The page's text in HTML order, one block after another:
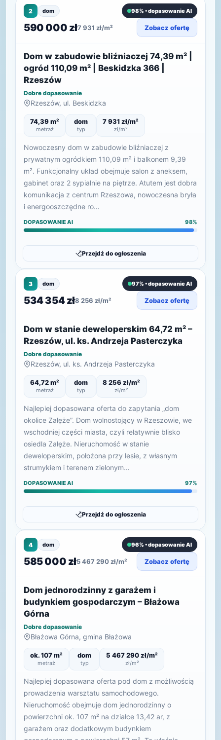
2 dom 98% • dopasowanie AI
590 000 zł7 931 zł/m² Zobacz ofertę
Dom w zabudowie bliźniaczej 74,39 m² |
ogród 110,09 m² | Beskidzka 366 |
Rzeszów
Dobre dopasowanie
Rzeszów, ul. Beskidzka
74,39 m²
metraż
dom
typ
7 931 zł/m²
zł/m²
Nowoczesny dom w zabudowie bliźniaczej z
prywatnym ogródkiem 110,09 m² i balkonem 9,39
m². Funkcjonalny układ obejmuje salon z aneksem,
gabinet oraz 2 sypialnie na piętrze. Atutem jest dobra
komunikacja z centrum Rzeszowa, nowoczesna bryła
i energooszczędne ro…
DOPASOWANIE AI 98%
Przejdź do ogłoszenia
3 dom 97% • dopasowanie AI
534 354 zł8 256 zł/m² Zobacz ofertę
Dom w stanie deweloperskim 64,72 m² –
Rzeszów, ul. ks. Andrzeja Pasterczyka
Dobre dopasowanie
Rzeszów, ul. ks. Andrzeja Pasterczyka
64,72 m²
metraż
dom
typ
8 256 zł/m²
zł/m²
Najlepiej dopasowana oferta do zapytania „dom
okolice Załęże”. Dom wolnostojący w Rzeszowie, we
wschodniej części miasta, czyli relatywnie blisko
osiedla Załęże. Nieruchomość w stanie
deweloperskim, położona przy lesie, z własnym
strumykiem i terenem zielonym…
DOPASOWANIE AI 97%
Przejdź do ogłoszenia
4 dom 96% • dopasowanie AI
585 000 zł5 467 290 zł/m² Zobacz ofertę
Dom jednorodzinny z garażem i
budynkiem gospodarczym – Błażowa
Górna
Dobre dopasowanie
Błażowa Górna, gmina Błażowa
ok. 107 m²
metraż
dom
typ
5 467 290 zł/m²
zł/m²
Najlepiej dopasowana oferta pod dom z możliwością
prowadzenia warsztatu samochodowego.
Nieruchomość obejmuje dom jednorodzinny o
powierzchni ok. 107 m² na działce 13,42 ar, z
garażem oraz dodatkowym budynkiem